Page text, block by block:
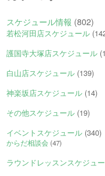
スケジュール情報 (802)
若松河田店スケジュール
護国寺大塚店スケジュール
白山店スケジュール (139)
神楽坂店スケジュール (14)
その他スケジュール (19)
イベントスケジュール (340)
からだ相談会 (47)
ラウンドレッスンスケジュ